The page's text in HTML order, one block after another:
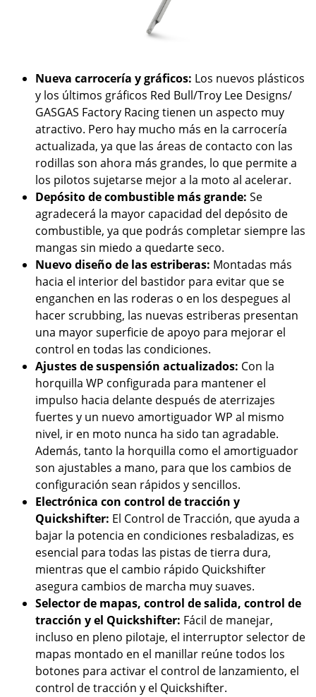
Nueva carrocería y gráficos: Los nuevos plásticos
y los últimos gráficos Red Bull/Troy Lee Designs/
GASGAS Factory Racing tienen un aspecto muy
atractivo. Pero hay mucho más en la carrocería
actualizada, ya que las áreas de contacto con las
rodillas son ahora más grandes, lo que permite a
los pilotos sujetarse mejor a la moto al acelerar.
Depósito de combustible más grande: Se
agradecerá la mayor capacidad del depósito de
combustible, ya que podrás completar siempre las
mangas sin miedo a quedarte seco.
Nuevo diseño de las estriberas: Montadas más
hacia el interior del bastidor para evitar que se
enganchen en las roderas o en los despegues al
hacer scrubbing, las nuevas estriberas presentan
una mayor superficie de apoyo para mejorar el
control en todas las condiciones.
Ajustes de suspensión actualizados: Con la
horquilla WP configurada para mantener el
impulso hacia delante después de aterrizajes
fuertes y un nuevo amortiguador WP al mismo
nivel, ir en moto nunca ha sido tan agradable.
Además, tanto la horquilla como el amortiguador
son ajustables a mano, para que los cambios de
configuración sean rápidos y sencillos.
Electrónica con control de tracción y
Quickshifter: El Control de Tracción, que ayuda a
bajar la potencia en condiciones resbaladizas, es
esencial para todas las pistas de tierra dura,
mientras que el cambio rápido Quickshifter
asegura cambios de marcha muy suaves.
Selector de mapas, control de salida, control de
tracción y el Quickshifter: Fácil de manejar,
incluso en pleno pilotaje, el interruptor selector de
mapas montado en el manillar reúne todos los
botones para activar el control de lanzamiento, el
control de tracción y el Quickshifter.